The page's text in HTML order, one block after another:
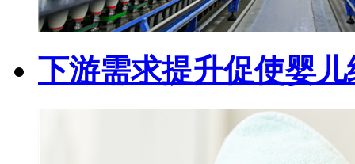
下游需求提升促使婴